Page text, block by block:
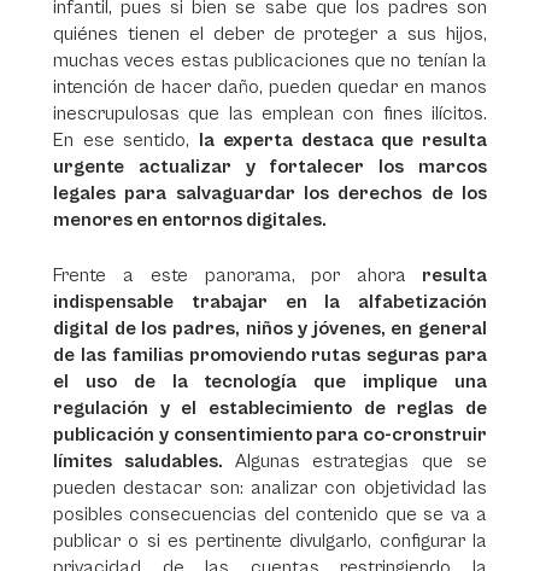
infantil, pues si bien se sabe que los padres son
quiénes tienen el deber de proteger a sus hijos,
muchas veces estas publicaciones que no tenían la
intención de hacer daño, pueden quedar en manos
inescrupulosas que las emplean con fines ilícitos.
En ese sentido, la experta destaca que resulta
urgente actualizar y fortalecer los marcos
legales para salvaguardar los derechos de los
menores en entornos digitales.
Frente a este panorama, por ahora resulta
indispensable trabajar en la alfabetización
digital de los padres, niños y jóvenes, en general
de las familias promoviendo rutas seguras para
el uso de la tecnología que implique una
regulación y el establecimiento de reglas de
publicación y consentimiento para co-cronstruir
límites saludables. Algunas estrategias que se
pueden destacar son: analizar con objetividad las
posibles consecuencias del contenido que se va a
publicar o si es pertinente divulgarlo, configurar la